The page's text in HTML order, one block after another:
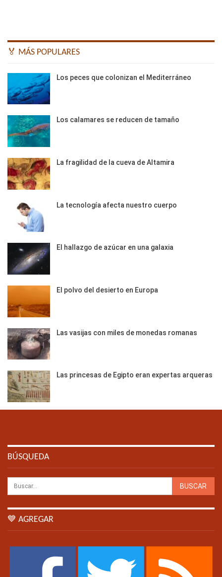
🏅 MÁS POPULARES
Los peces que colonizan el Mediterráneo
Los calamares se reducen de tamaño
La fragilidad de la cueva de Altamira
La tecnología afecta nuestro cuerpo
El hallazgo de azúcar en una galaxia
El polvo del desierto en Europa
Las vasijas con miles de monedas romanas
Las princesas de Egipto eran expertas arqueras
BÚSQUEDA
💙 AGREGAR